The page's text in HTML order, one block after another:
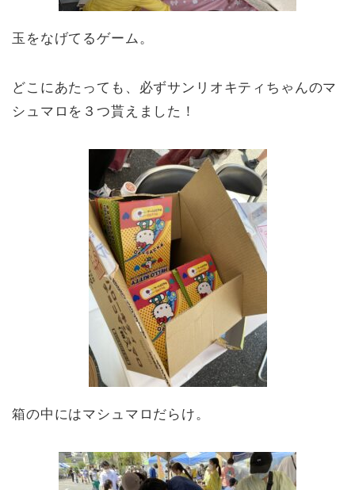
玉をなげてるゲーム。
どこにあたっても、必ずサンリオキティちゃんのマ
シュマロを３つ貰えました！
箱の中にはマシュマロだらけ。